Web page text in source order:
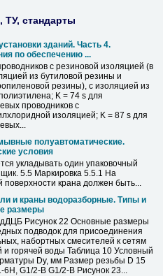
стандарты
зданий. Часть 4.
по обеспечению ...
с резиновой изоляцией (в
из бутиловой резины и
резины), с изоляцией из
K = 74 ѕ для
проводников с
изоляцией; K = 87 ѕ для
полуавтоматические.
условия
укладывать один упаковочный
5.5 Маркировка 5.5.1 На
поверхности крана должен быть...
и краны водоразборные. Типы и
размеры
Рисунок 22 Основные размеры
подводок для присоединения
набортных смесителей к сетям
и горячей воды Таблица 10 Условный
Dу, мм Размер резьбы D 15
G1/2-B G1/2-B Рисунок 23...